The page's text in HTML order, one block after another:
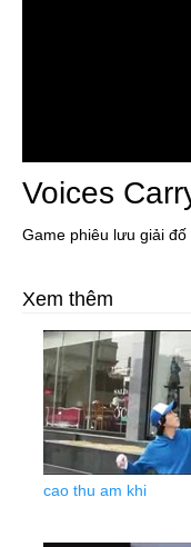
Voices
Game phiêu lưu giải
Xem thêm
cao thu am khi